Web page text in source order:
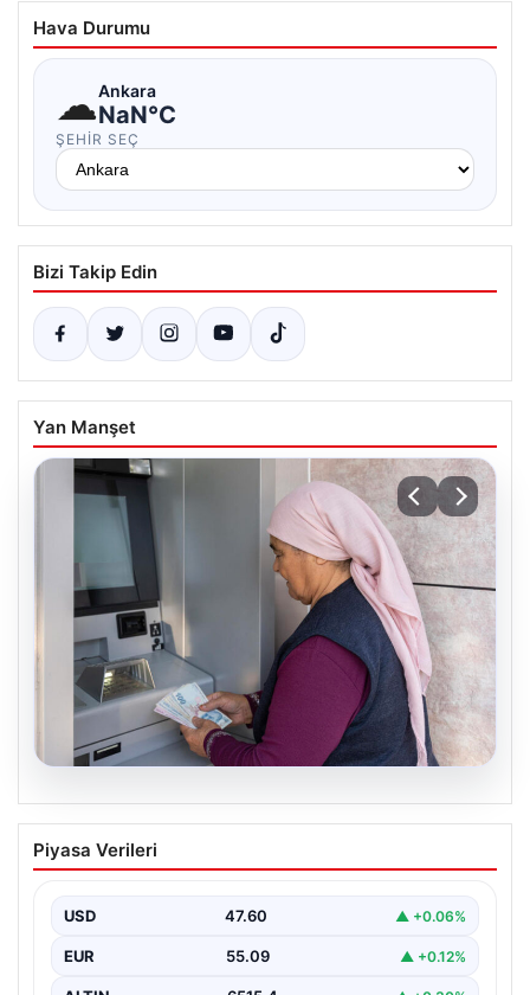
Hava Durumu
☁Ankara
NaN°C
ŞEHIR SEÇ
Bizi Takip Edin
Yan Manşet
05.08.2026
Emekli maaşı ödemeleri ne zaman
yatacak? SGK, Bağ-Kur, Emekli Sandığı
Piyasa Verileri
USD 47.60 ▲ +0.06%
EUR 55.09 ▲ +0.12%